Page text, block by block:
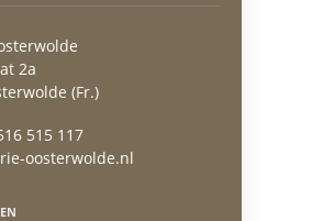
2a
(Fr.)
515 117
oosterwolde.nl